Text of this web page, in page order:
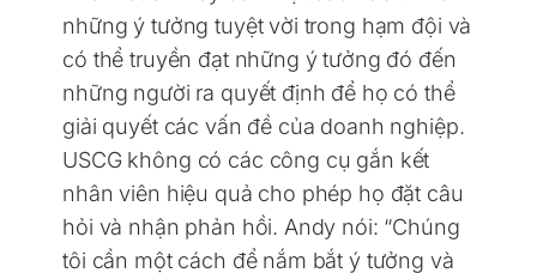
những ý tưởng tuyệt vời trong hạm đội và
có thể truyền đạt những ý tưởng đó đến
những người ra quyết định để họ có thể
giải quyết các vấn đề của doanh nghiệp.
USCG không có các công cụ gắn kết
nhân viên hiệu quả cho phép họ đặt câu
hỏi và nhận phản hồi. Andy nói: “Chúng
tôi cần một cách để nắm bắt ý tưởng và